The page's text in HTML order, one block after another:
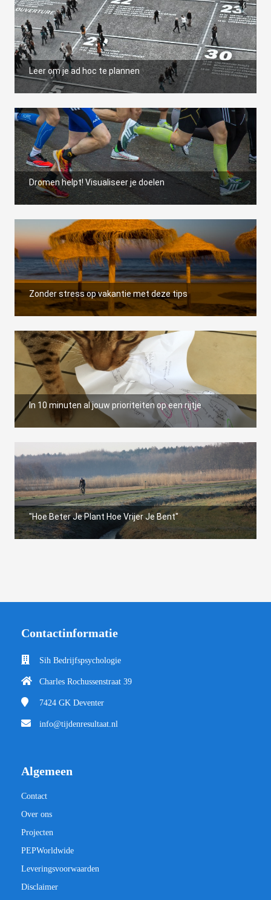
Leer om je ad hoc te plannen
Dromen helpt! Visualiseer je doelen
Zonder stress op vakantie met deze tips
In 10 minuten al jouw prioriteiten op een rijtje
"Hoe Beter Je Plant Hoe Vrijer Je Bent"
Contactinformatie
Sih Bedrijfspsychologie
Charles Rochussenstraat 39
7424 GK Deventer
info@tijdenresultaat.nl
Algemeen
Contact
Over ons
Projecten
PEPWorldwide
Leveringsvoorwaarden
Disclaimer